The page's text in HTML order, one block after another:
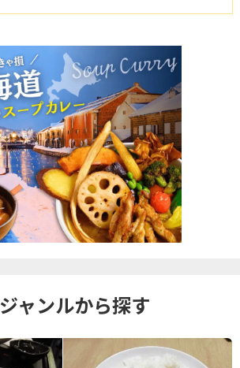
ジャンルから探す